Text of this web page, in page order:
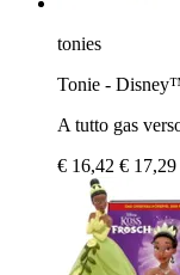
tonies
Tonie -
A tutto gas
€ 16,42 € 17,29